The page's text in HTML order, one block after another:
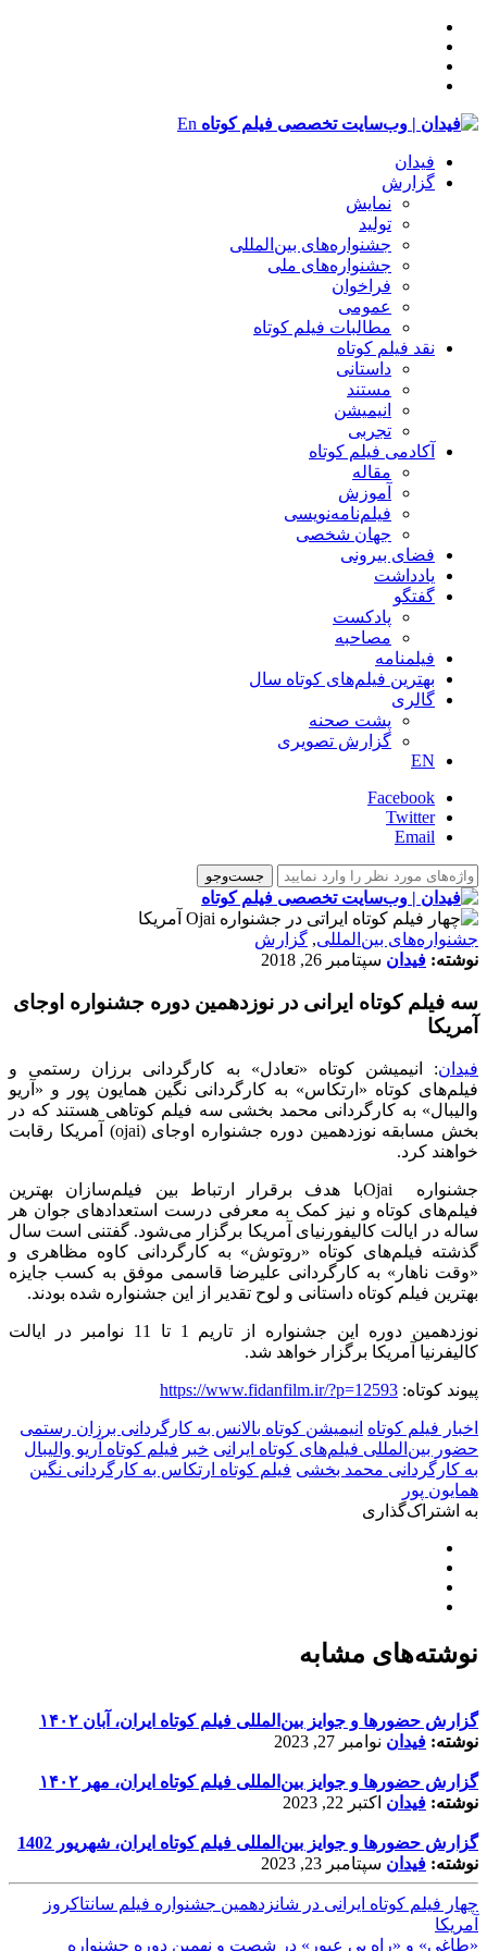
En
فیدان
گزارش
نمایش
تولید
‌‌جشنواره‌های بین‌المللی
جشنواره‌های ملی
فراخوان
عمومی
مطالبات فیلم کوتاه
نقد فیلم کوتاه
داستانی
مستند
انیمیشن
تجربی
آکادمی فیلم کوتاه
مقاله
آموزش
فیلم‌نامه‌نویسی
جهان شخصی
فضای بیرونی
یادداشت
گفتگو
پادکست
مصاحبه
فیلمنامه
بهترین فیلم‌های کوتاه سال
گالری
پشت صحنه
گزارش تصویری
EN
Facebook
Twitter
Email
‌‌جشنواره‌های بین‌المللی, گزارش
نوشته: فیدان سپتامبر 26, 2018
سه فیلم کوتاه ایرانی در نوزدهمین دوره جشنواره اوجای
آمریکا
فیدان: انیمیشن کوتاه «تعادل» به کارگردانی برزان رستمی و
فیلم‌های کوتاه «ارتکاس» به کارگردانی نگین همایون پور و «آریو
والیبال» به کارگردانی محمد بخشی سه فیلم کوتاهی هستند که در
بخش مسابقه نوزدهمین دوره جشنواره اوجای(ojai)
آمریکا رقابت
خواهند کرد.
جشنواره Ojaiبا هدف برقرار ارتباط بین فیلم‌سازان بهترین
فیلم‌های کوتاه و نیز کمک به معرفی درست استعدادهای جوان هر
ساله در ایالت کالیفورنیای آمریکا برگزار می‌شود. گفتنی است سال
گذشته فیلم‌های کوتاه «روتوش» به کارگردانی کاوه مظاهری و
«وقت ناهار» به کارگردانی علیرضا قاسمی موفق به کسب جایزه
بهترین فیلم کوتاه داستانی و لوح تقدیر از این جشنواره شده بودند.
نوزدهمین دوره این جشنواره از تاریم 1 تا 11 نوامبر در ایالت
کالیفرنیا آمریکا برگزار خواهد شد.
پیوند کوتاه: https://www.fidanfilm.ir/?p=12593
اخبار فیلم کوتاه انیمیشن کوتاه بالانس به کارگردانی برزان رستمی
حضور بین‌المللی فیلم‌های کوتاه ایرانی خبر فیلم کوتاه آریو والیبال
به کارگردانی محمد بخشی فیلم کوتاه ارتکاس به کارگردانی نگین
همایون پور
به اشتراک‌گذاری
نوشته‌های مشابه
گزارش حضورها و جوایز بین‌المللی فیلم کوتاه ایران، آبان ۱۴۰۲
نوشته: فیدان نوامبر 27, 2023
گزارش حضورها و جوایز بین‌المللی فیلم کوتاه ایران، مهر ۱۴۰۲
نوشته: فیدان اکتبر 22, 2023
گزارش حضورها و جوایز بین‌المللی فیلم کوتاه ایران، شهریور 1402
نوشته: فیدان سپتامبر 23, 2023
چهار فیلم کوتاه ایرانی در شانزدهمین جشنواره فیلم سانتاکروز
آمریکا
«طاغی» و «راه بی عبور» در شصت و نهمین دوره جشنواره